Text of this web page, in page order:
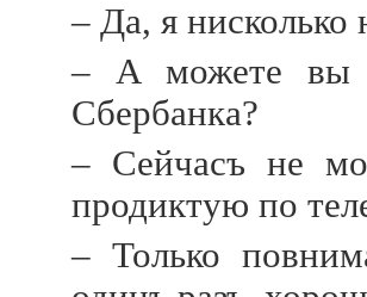
– Да, я
– А можете вы
Сбербанка?
– Сейчасъ не
продиктую по
– Только